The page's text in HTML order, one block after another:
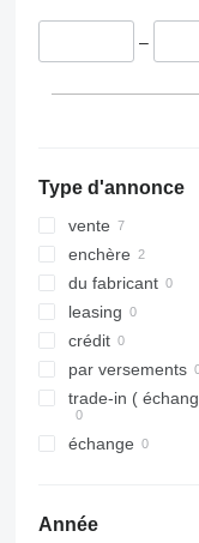
–
Type d'annonce
vente
enchère
du fabricant
leasing
crédit
par versements
trade-in (
échange
Année